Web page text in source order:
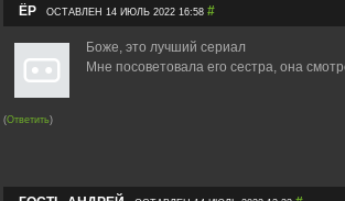
ЁР ОСТАВЛЕН 14 ИЮЛЬ 2022 16:58 #
Боже, это лучший сериал
Мне посоветовала его сестра, она
(Ответить)